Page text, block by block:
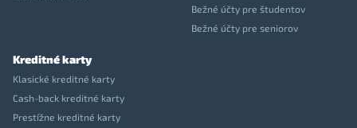
Bežné účty pre študentov
Bežné účty pre seniorov
Kreditné karty
Klasické kreditné karty
Cash-back kreditné karty
Prestížne kreditné karty